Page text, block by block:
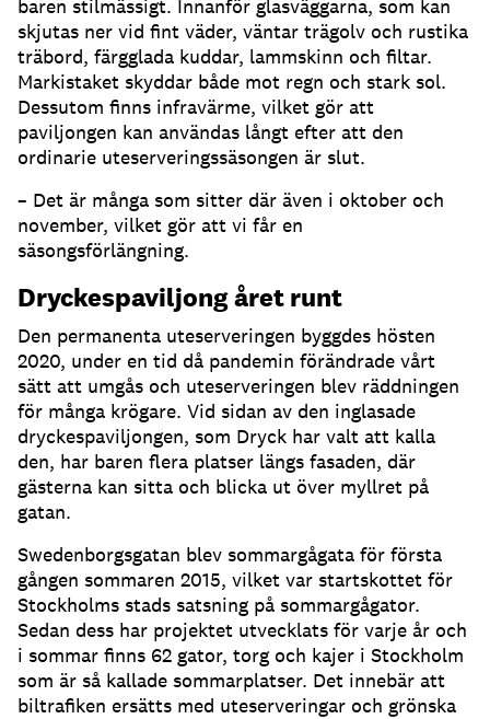
baren stilmässigt. Innanför glasväggarna, som kan
skjutas ner vid fint väder, väntar trägolv och rustika
träbord, färgglada kuddar, lammskinn och filtar.
Markistaket skyddar både mot regn och stark sol.
Dessutom finns infravärme, vilket gör att
paviljongen kan användas långt efter att den
ordinarie uteserveringssäsongen är slut.
– Det är många som sitter där även i oktober och
november, vilket gör att vi får en
säsongsförlängning.
Dryckespaviljong året runt
Den permanenta uteserveringen byggdes hösten
2020, under en tid då pandemin förändrade vårt
sätt att umgås och uteserveringen blev räddningen
för många krögare. Vid sidan av den inglasade
dryckespaviljongen, som Dryck har valt att kalla
den, har baren flera platser längs fasaden, där
gästerna kan sitta och blicka ut över myllret på
gatan.
Swedenborgsgatan blev sommargågata för första
gången sommaren 2015, vilket var startskottet för
Stockholms stads satsning på sommargågator.
Sedan dess har projektet utvecklats för varje år och
i sommar finns 62 gator, torg och kajer i Stockholm
som är så kallade sommarplatser. Det innebär att
biltrafiken ersätts med uteserveringar och grönska